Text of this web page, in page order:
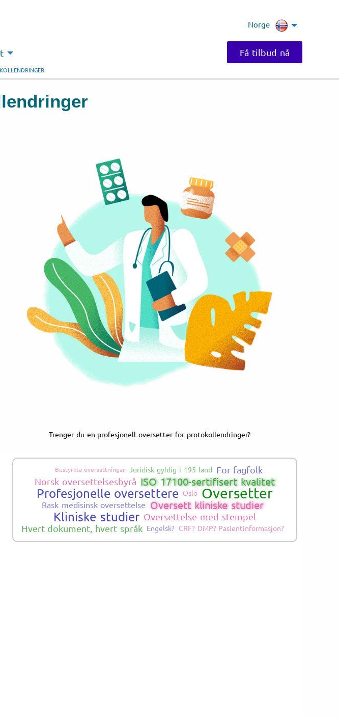
Norge
Få tilbud nå
Trenger du en profesjonell oversetter for protokollendringer?
Bestyrkta översättningar Juridisk gyldig i 195 land For fagfolk
Norsk oversettelsesbyrå ISO 17100-sertifisert kvalitet
Profesjonelle oversettere Oslo Oversetter
Rask medisinsk oversettelse Oversett kliniske studier
Kliniske studier Oversettelse med stempel
Hvert dokument, hvert språk Engelsk? CRF? DMP? Pasientinformasjon?